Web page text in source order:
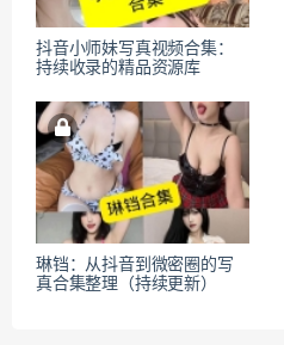
抖音小师妹写真视频合集：
持续收录的精品资源库
琳铛：从抖音到微密圈的写
真合集整理（持续更新）